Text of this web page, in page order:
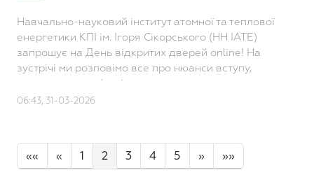
Навчально-науковий інститут атомної та теплової
енергетики КПІ ім. Ігоря Сікорського (НН ІАТЕ)
запрошує на День відкритих дверей online! На
зустрічі ми розповімо все про нюанси вступу,
навчання та кар'єрні перспективи, а також детально
поз..
06:43, 31-03-2026
«« « 1 2 3 4 5 » »»